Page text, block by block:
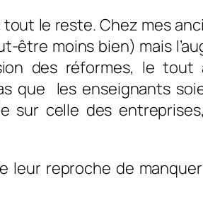
le reste. Chez mes
être moins bien) mais
des réformes, le tout
que les enseignants
sur celle des
reproche de
de